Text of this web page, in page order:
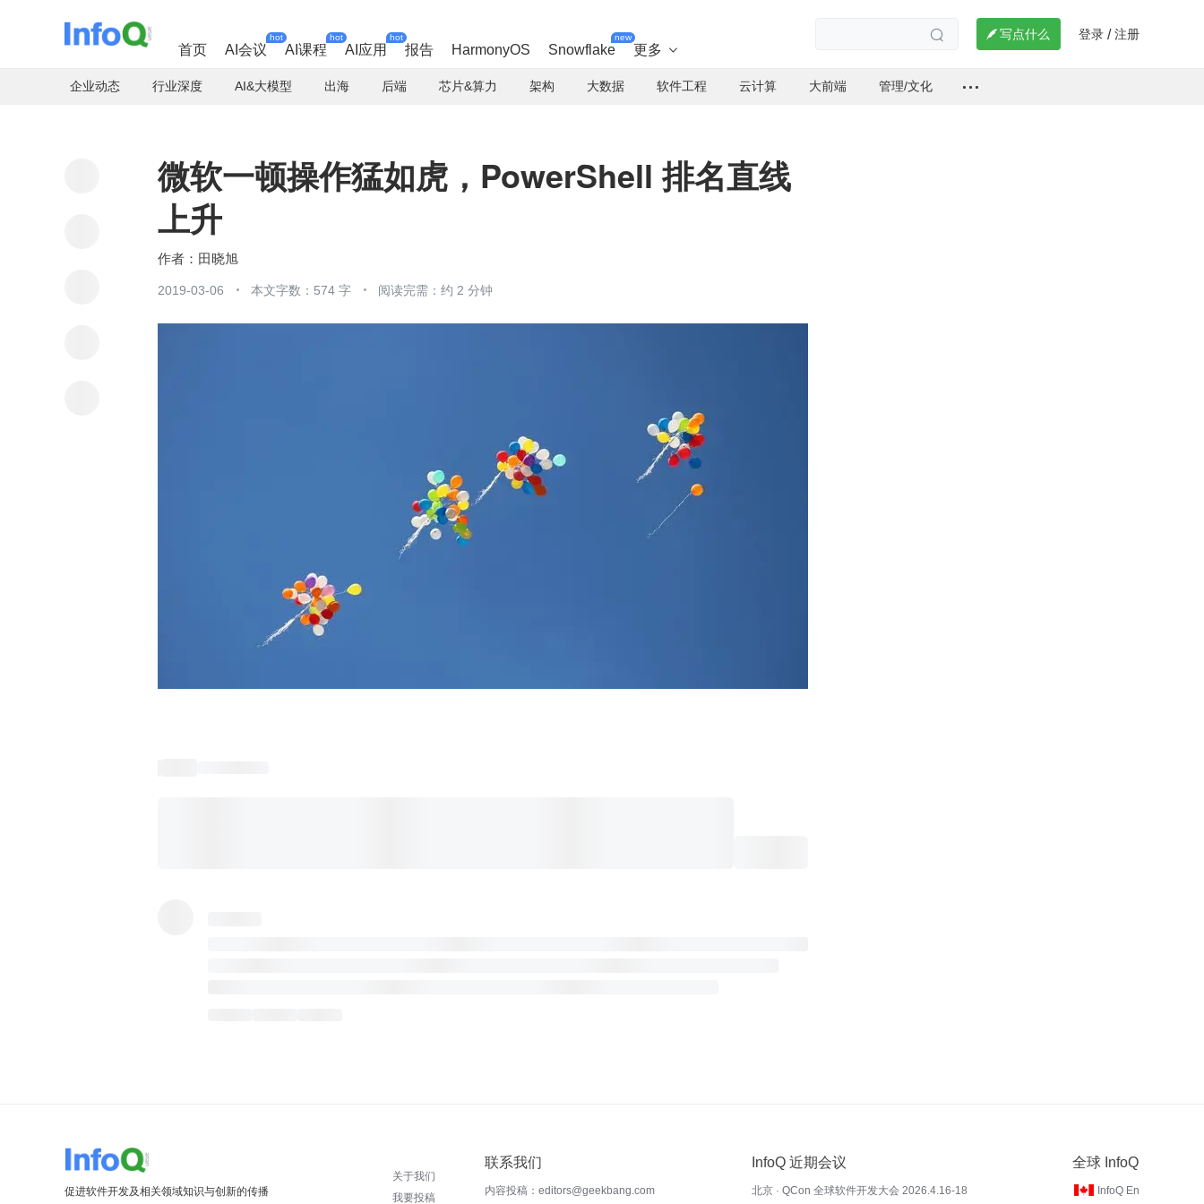
首页 AI会议
hot
AI课程
hot
AI应用
hot
报告 HarmonyOS Snowflake
new
更多 
  写点什么 登录 / 注册
企业动态 行业深度 AI&大模型 出海 后端 芯片&算力 架构 大数据 软件工程 云计算 大前端 管理/文化
微软一顿操作猛如虎，PowerShell 排名直线
上升
田晓旭
2019-03-06 本文字数：574 字 阅读完需：约 2 分钟
促进软件开发及相关领域知识与创新的传播
关于我们
我要投稿
联系我们
内容投稿：editors@geekbang.com
InfoQ 近期会议
北京 · QCon 全球软件开发大会 2026.4.16-18
全球 InfoQ
InfoQ En